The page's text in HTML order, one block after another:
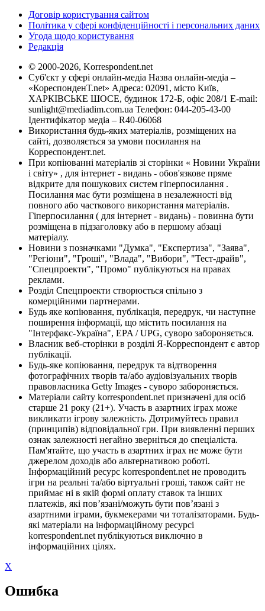
Договір користування сайтом
Політика у сфері конфіденційності і персональних даних
Угода щодо користування
Редакція
© 2000-2026, Korrespondent.net
Суб'єкт у сфері онлайн-медіа Назва онлайн-медіа –
«КореспонденТ.net» Адреса: 02091, місто Київ,
ХАРКІВСЬКЕ ШОСЕ, будинок 172-Б, офіс 208/1 E-mail:
sunlight@mediadim.com.ua Телефон: 044-205-43-00
Ідентифікатор медіа – R40-06068
Використання будь-яких матеріалів, розміщених на
сайті, дозволяється за умови посилання на
Корреспондент.net.
При копіюванні матеріалів зі сторінки « Новини України
і світу» , для інтернет - видань - обов'язкове пряме
відкрите для пошукових систем гіперпосилання .
Посилання має бути розміщена в незалежності від
повного або часткового використання матеріалів.
Гіперпосилання ( для інтернет - видань) - повинна бути
розміщена в підзаголовку або в першому абзаці
матеріалу.
Новини з позначками "Думка", "Експертиза", "Заява",
"Регіони", "Гроші", "Влада", "Вибори", "Тест-драйв",
"Спецпроекти", "Промо" публікуються на правах
реклами.
Розділ Спецпроекти створюється спільно з
комерційними партнерами.
Будь яке копіювання, публікація, передрук, чи наступне
поширення інформації, що містить посилання на
"Інтерфакс-Україна", EPA / UPG, суворо забороняється.
Власник веб-сторінки в розділі Я-Корреспондент є автор
публікації.
Будь-яке копіювання, передрук та відтворення
фотографічних творів та/або аудіовізуальних творів
правовласника Getty Images - суворо забороняється.
Матеріали сайту korrespondent.net призначені для осіб
старше 21 року (21+). Участь в азартних іграх може
викликати ігрову залежність. Дотримуйтесь правил
(принципів) відповідальної гри. При виявленні перших
ознак залежності негайно зверніться до спеціаліста.
Пам'ятайте, що участь в азартних іграх не може бути
джерелом доходів або альтернативою роботі.
Інформаційний ресурс korrespondent.net не проводить
ігри на реальні та/або віртуальні гроші, також сайт не
приймає ні в якій формі оплату ставок та інших
платежів, які пов’язані/можуть бути пов’язані з
азартними іграми, букмекерами чи тоталізаторами. Будь-
які матеріали на інформаційному ресурсі
korrespondent.net публікуються виключно в
інформаційних цілях.
X
Ошибка